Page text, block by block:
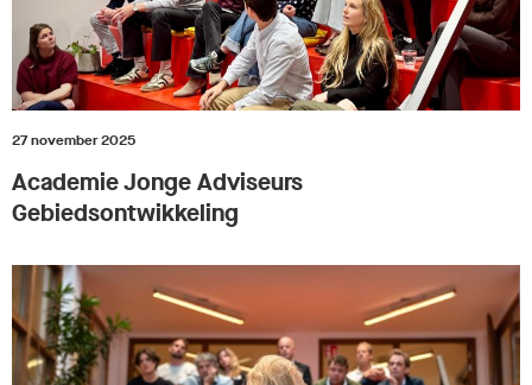
27 november 2025
Academie Jonge Adviseurs
Gebiedsontwikkeling